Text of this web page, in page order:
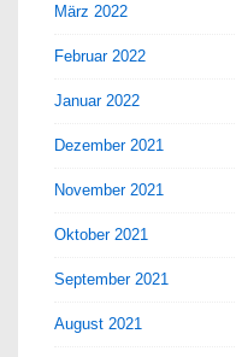
März 2022
Februar 2022
Januar 2022
Dezember 2021
November 2021
Oktober 2021
September 2021
August 2021